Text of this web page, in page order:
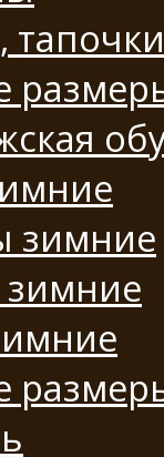
зимние
зимние